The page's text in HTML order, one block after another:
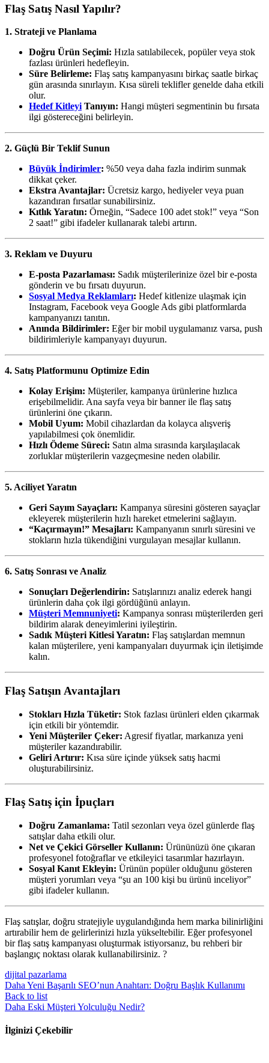
Flaş Satış Nasıl Yapılır?
1. Strateji ve Planlama
Doğru Ürün Seçimi: Hızla satılabilecek, popüler veya stok
fazlası ürünleri hedefleyin.
Süre Belirleme: Flaş satış kampanyasını birkaç saatle birkaç
gün arasında sınırlayın. Kısa süreli teklifler genelde daha etkili
olur.
Hedef Kitleyi Tanıyın: Hangi müşteri segmentinin bu fırsata
ilgi göstereceğini belirleyin.
2. Güçlü Bir Teklif Sunun
Büyük İndirimler: %50 veya daha fazla indirim sunmak
dikkat çeker.
Ekstra Avantajlar: Ücretsiz kargo, hediyeler veya puan
kazandıran fırsatlar sunabilirsiniz.
Kıtlık Yaratın: Örneğin, “Sadece 100 adet stok!” veya “Son
2 saat!” gibi ifadeler kullanarak talebi artırın.
3. Reklam ve Duyuru
E-posta Pazarlaması: Sadık müşterilerinize özel bir e-posta
gönderin ve bu fırsatı duyurun.
Sosyal Medya Reklamları: Hedef kitlenize ulaşmak için
Instagram, Facebook veya Google Ads gibi platformlarda
kampanyanızı tanıtın.
Anında Bildirimler: Eğer bir mobil uygulamanız varsa, push
bildirimleriyle kampanyayı duyurun.
4. Satış Platformunu Optimize Edin
Kolay Erişim: Müşteriler, kampanya ürünlerine hızlıca
erişebilmelidir. Ana sayfa veya bir banner ile flaş satış
ürünlerini öne çıkarın.
Mobil Uyum: Mobil cihazlardan da kolayca alışveriş
yapılabilmesi çok önemlidir.
Hızlı Ödeme Süreci: Satın alma sırasında karşılaşılacak
zorluklar müşterilerin vazgeçmesine neden olabilir.
5. Aciliyet Yaratın
Geri Sayım Sayaçları: Kampanya süresini gösteren sayaçlar
ekleyerek müşterilerin hızlı hareket etmelerini sağlayın.
“Kaçırmayın!” Mesajları: Kampanyanın sınırlı süresini ve
stokların hızla tükendiğini vurgulayan mesajlar kullanın.
6. Satış Sonrası ve Analiz
Sonuçları Değerlendirin: Satışlarınızı analiz ederek hangi
ürünlerin daha çok ilgi gördüğünü anlayın.
Müşteri Memnuniyeti: Kampanya sonrası müşterilerden geri
bildirim alarak deneyimlerini iyileştirin.
Sadık Müşteri Kitlesi Yaratın: Flaş satışlardan memnun
kalan müşterilere, yeni kampanyaları duyurmak için iletişimde
kalın.
Flaş Satışın Avantajları
Stokları Hızla Tüketir: Stok fazlası ürünleri elden çıkarmak
için etkili bir yöntemdir.
Yeni Müşteriler Çeker: Agresif fiyatlar, markanıza yeni
müşteriler kazandırabilir.
Geliri Artırır: Kısa süre içinde yüksek satış hacmi
oluşturabilirsiniz.
Flaş Satış için İpuçları
Doğru Zamanlama: Tatil sezonları veya özel günlerde flaş
satışlar daha etkili olur.
Net ve Çekici Görseller Kullanın: Ürününüzü öne çıkaran
profesyonel fotoğraflar ve etkileyici tasarımlar hazırlayın.
Sosyal Kanıt Ekleyin: Ürünün popüler olduğunu gösteren
müşteri yorumları veya “şu an 100 kişi bu ürünü inceliyor”
gibi ifadeler kullanın.
Flaş satışlar, doğru stratejiyle uygulandığında hem marka bilinirliğini
artırabilir hem de gelirlerinizi hızla yükseltebilir. Eğer profesyonel
bir flaş satış kampanyası oluşturmak istiyorsanız, bu rehberi bir
başlangıç noktası olarak kullanabilirsiniz. ?
dijital pazarlama
Daha Yeni Başarılı SEO’nun Anahtarı: Doğru Başlık Kullanımı
Back to list
Daha Eski Müşteri Yolculuğu Nedir?
İlginizi Çekebilir